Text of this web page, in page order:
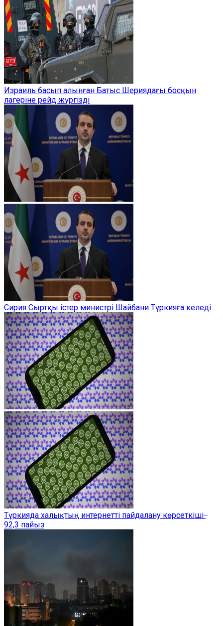
Израиль басып алынған Батыс Шериядағы босқын
лагеріне рейд жүргізді
Сирия Сыртқы істер министрі Шайбани Түркияға келеді
Түркияда халықтың интернетті пайдалану көрсеткіші ̶
92,3 пайыз